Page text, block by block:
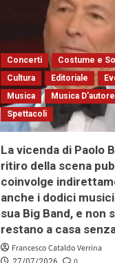
Concerti
Costume e
Cultura
Editoriale
Musica
Musica D'autore
Spettacoli
La vicenda di Paolo
ritiro della scena
coinvolge
anche i dodici
sua Big Band, e non
restano a casa
Francesco Cataldo Verrina